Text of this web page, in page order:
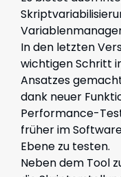
In den letzten
wichtigen Schritt
Ansatzes
dank neuer
Performance-
früher im
Ebene zu testen.
Neben dem Tool